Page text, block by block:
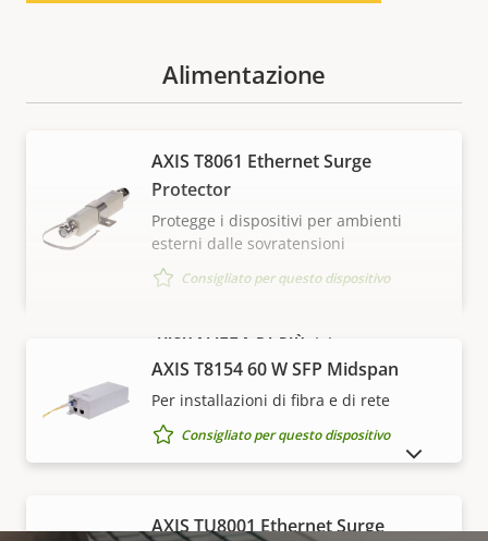
VISUALIZZA DI PIÙ
Alimentazione
AXIS T8061 Ethernet Surge
Protector
Protegge i dispositivi per ambienti
esterni dalle sovratensioni
Consigliato per questo dispositivo
AXIS T8154 60 W SFP Midspan
Per installazioni di fibra e di rete
Consigliato per questo dispositivo
AXIS TU8001 Ethernet Surge